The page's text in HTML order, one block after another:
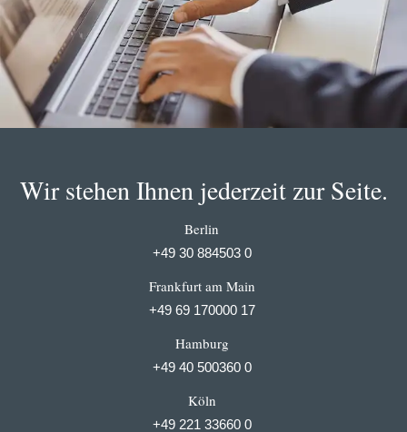
Wir stehen Ihnen jederzeit zur Seite.
Berlin
+49 30 884503 0
Frankfurt am Main
+49 69 170000 17
Hamburg
+49 40 500360 0
Köln
+49 221 33660 0